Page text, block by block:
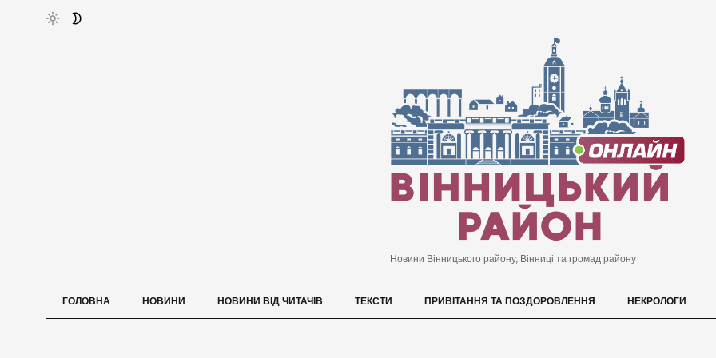
Новини Вінницького району, Вінниці та громад району
ГОЛОВНА НОВИНИ НОВИНИ ВІД ЧИТАЧІВ ТЕКСТИ ПРИВІТАННЯ ТА ПОЗДОРОВЛЕННЯ НЕКРОЛОГИ